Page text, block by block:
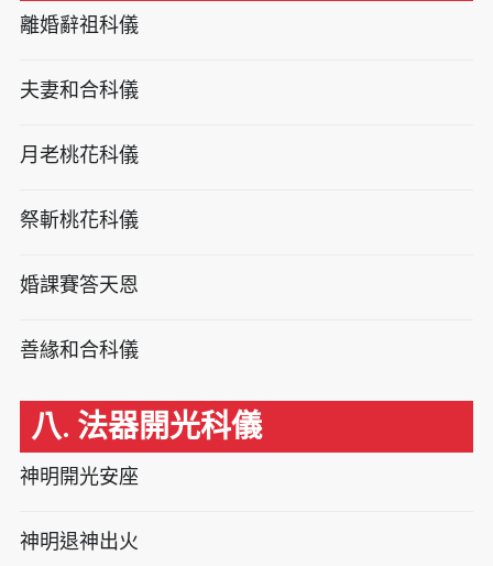
離婚辭祖科儀
夫妻和合科儀
月老桃花科儀
祭斬桃花科儀
婚課賽答天恩
善緣和合科儀
八. 法器開光科儀
神明開光安座
神明退神出火